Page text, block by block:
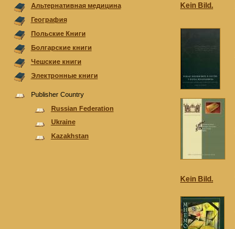
Альтернативная медицина
География
Польскиe Книги
Болгарскиe книги
Чешские книги
Электронные книги
Publisher Country
Russian Federation
Ukraine
Kazakhstan
Kein Bild.
Kein Bild.